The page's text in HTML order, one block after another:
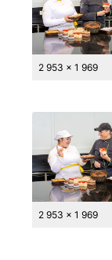
2 953 x 1 969
2 953 x 1 969